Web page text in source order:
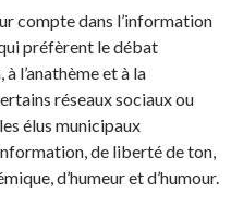
compte dans l’information
préfèrent le débat
l’anathème et à la
réseaux sociaux ou
élus municipaux
de liberté de ton,
d’humeur et d’humour.